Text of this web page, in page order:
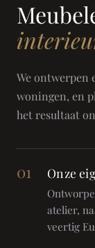
We ontwerpen
woningen, en
het resultaat
01 Onze
atelier,
veertig